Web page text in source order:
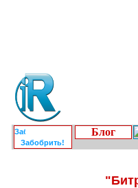
Забобрить!
Блог